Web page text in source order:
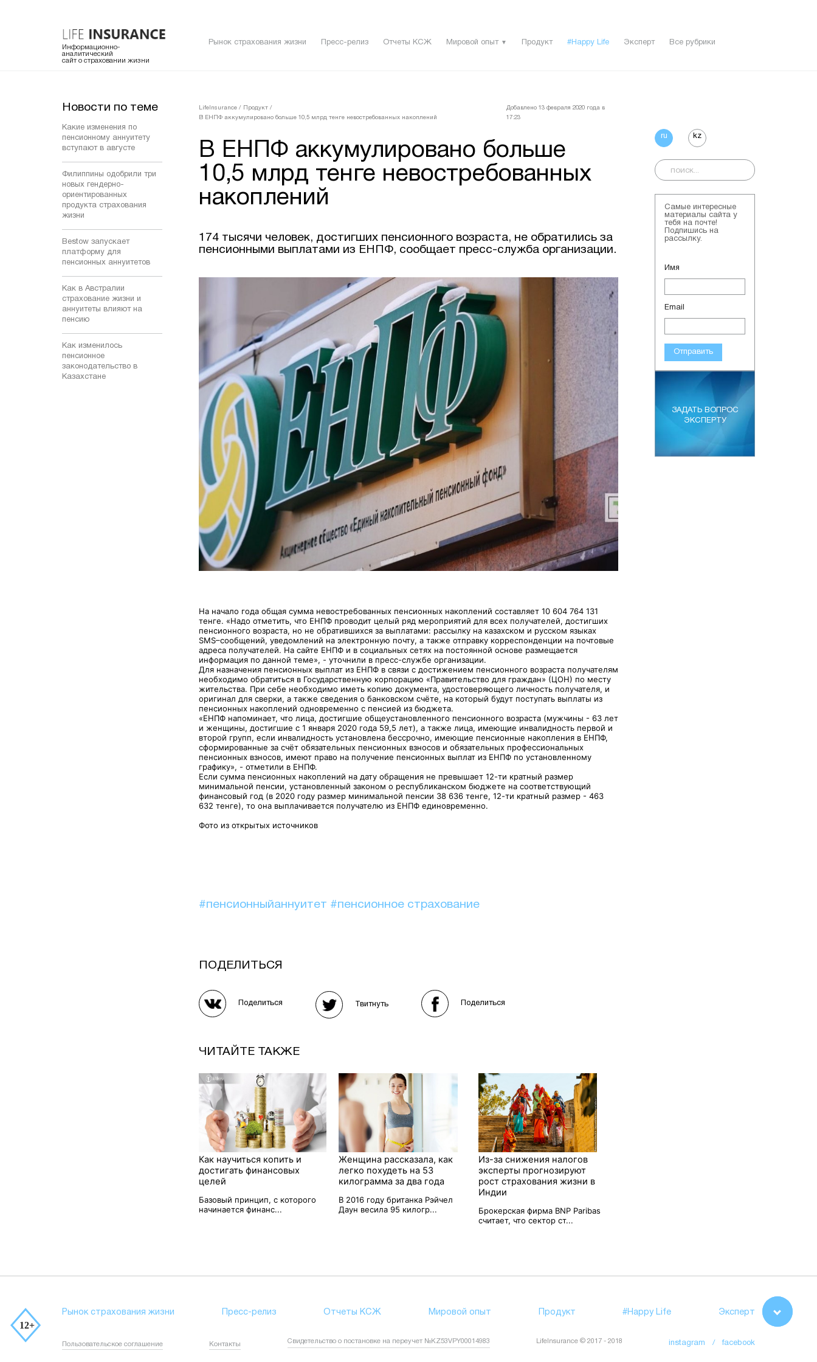
Информационно-
аналитический
сайт о страховании жизни
Рынок страхования жизни Пресс-релиз Отчеты КСЖ Мировой опыт ▼ Продукт #Happy Life Эксперт Все рубрики
Новости по теме
Какие изменения по
пенсионному аннуитету
вступают в августе
Филиппины одобрили три
новых гендерно-
ориентированных
продукта страхования
жизни
Bestow запускает
платформу для
пенсионных аннуитетов
Как в Австралии
страхование жизни и
аннуитеты влияют на
пенсию
Как изменилось
пенсионное
законодательство в
Казахстане
LifeInsurance / Продукт /
В ЕНПФ аккумулировано больше 10,5 млрд тенге невостребованных накоплений
Добавлено 13 февраля 2020 года в
17:23
В ЕНПФ аккумулировано больше
10,5 млрд тенге невостребованных
накоплений
174 тысячи человек, достигших пенсионного возраста, не обратились за
пенсионными выплатами из ЕНПФ, сообщает пресс-служба организации.
На начало года общая сумма невостребованных пенсионных накоплений составляет 10 604 764 131
тенге. «Надо отметить, что ЕНПФ проводит целый ряд мероприятий для всех получателей, достигших
пенсионного возраста, но не обратившихся за выплатами: рассылку на казахском и русском языках
SMS–сообщений, уведомлений на электронную почту, а также отправку корреспонденции на почтовые
адреса получателей. На сайте ЕНПФ и в социальных сетях на постоянной основе размещается
информация по данной теме», - уточнили в пресс-службе организации.
Для назначения пенсионных выплат из ЕНПФ в связи с достижением пенсионного возраста получателям
необходимо обратиться в Государственную корпорацию «Правительство для граждан» (ЦОН) по месту
жительства. При себе необходимо иметь копию документа, удостоверяющего личность получателя, и
оригинал для сверки, а также сведения о банковском счёте, на который будут поступать выплаты из
пенсионных накоплений одновременно с пенсией из бюджета.
«ЕНПФ напоминает, что лица, достигшие общеустановленного пенсионного возраста (мужчины - 63 лет
и женщины, достигшие с 1 января 2020 года 59,5 лет), а также лица, имеющие инвалидность первой и
второй групп, если инвалидность установлена бессрочно, имеющие пенсионные накопления в ЕНПФ,
сформированные за счёт обязательных пенсионных взносов и обязательных профессиональных
пенсионных взносов, имеют право на получение пенсионных выплат из ЕНПФ по установленному
графику», - отметили в ЕНПФ.
Если сумма пенсионных накоплений на дату обращения не превышает 12-ти кратный размер
минимальной пенсии, установленный законом о республиканском бюджете на соответствующий
финансовый год (в 2020 году размер минимальной пенсии 38 636 тенге, 12-ти кратный размер - 463
632 тенге), то она выплачивается получателю из ЕНПФ единовременно.
Фото из открытых источников
#пенсионныйаннуитет #пенсионное страхование
ПОДЕЛИТЬСЯ
Поделиться Твитнуть Поделиться
ЧИТАЙТЕ ТАКЖЕ
Как научиться копить и
достигать финансовых
целей
Базовый принцип, с которого
начинается финанс...
Женщина рассказала, как
легко похудеть на 53
килограмма за два года
В 2016 году британка Рэйчел
Даун весила 95 килогр...
Из-за снижения налогов
эксперты прогнозируют
рост страхования жизни в
Индии
Брокерская фирма BNP Paribas
считает, что сектор ст...
ru kz
Самые интересные
материалы сайта у
тебя на почте!
Подпишись на
рассылку.
Имя
Email
Отправить
ЗАДАТЬ ВОПРОС
ЭКСПЕРТУ
Рынок страхования жизни Пресс-релиз Отчеты КСЖ Мировой опыт Продукт #Happy Life Эксперт
Пользовательское соглашение Контакты Свидетельство о постановке на переучет №KZ53VPY00014983 LifeInsurance © 2017 - 2018 instagram /facebook